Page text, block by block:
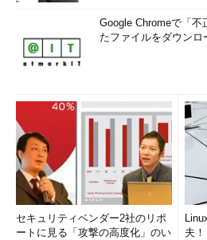
Google Chromeで「
たファイルをダウンロ
セキュリティベンダー2社のリポ
ートに見る「攻撃の高度化」のい
夫